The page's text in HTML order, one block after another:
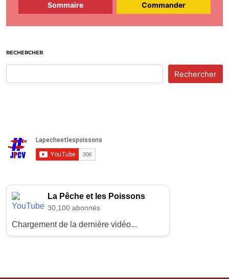
Sommaire Commander
RECHERCHER
Rechercher
La Pêche et les Poissons
30,100 abonnés
Chargement de la dernière vidéo...